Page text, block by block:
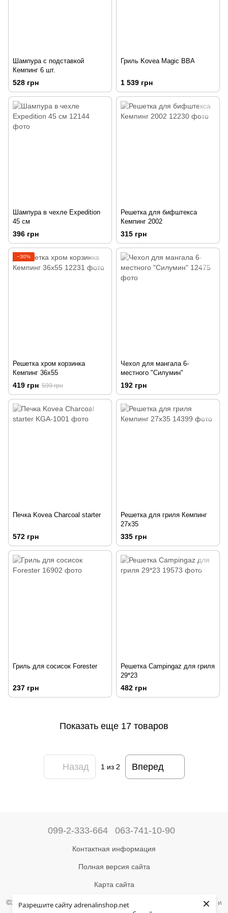
Разрешите сайту adrenalinshop.net
×
Шампура с подставкой
Кемпинг 6 шт.
528 грн
Гриль Kovea Magic BBA
1 539 грн
Шампура в чехле Expedition
45 см
396 грн
Решетка для бифштекса
Кемпинг 2002
315 грн
−30%
Решетка хром корзинка
Кемпинг 36х55
419 грн 599 грн
Чехол для мангала 6-
местного "Силумин"
192 грн
Печка Kovea Charcoal starter
572 грн
Решетка для гриля Кемпинг
27х35
335 грн
Гриль для сосисок Forester
237 грн
Решетка Campingaz для гриля
29*23
482 грн
Показать еще 17 товаров
Назад 1из 2 Вперед
099-2-333-664 063-741-10-90
Контактная информация
Полная версия сайта
Карта сайта
©2004-2024 Адреналин –магазин туристического снаряжения и